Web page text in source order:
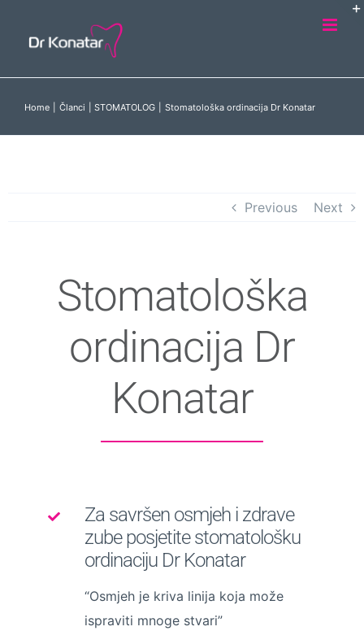
Home Članci STOMATOLOG Stomatološka ordinacija Dr Konatar
Previous Next
Stomatološka
ordinacija Dr
Konatar
Za savršen osmjeh i zdrave
zube posjetite stomatološku
ordinaciju Dr Konatar
“Osmjeh je kriva linija koja može
ispraviti mnoge stvari”